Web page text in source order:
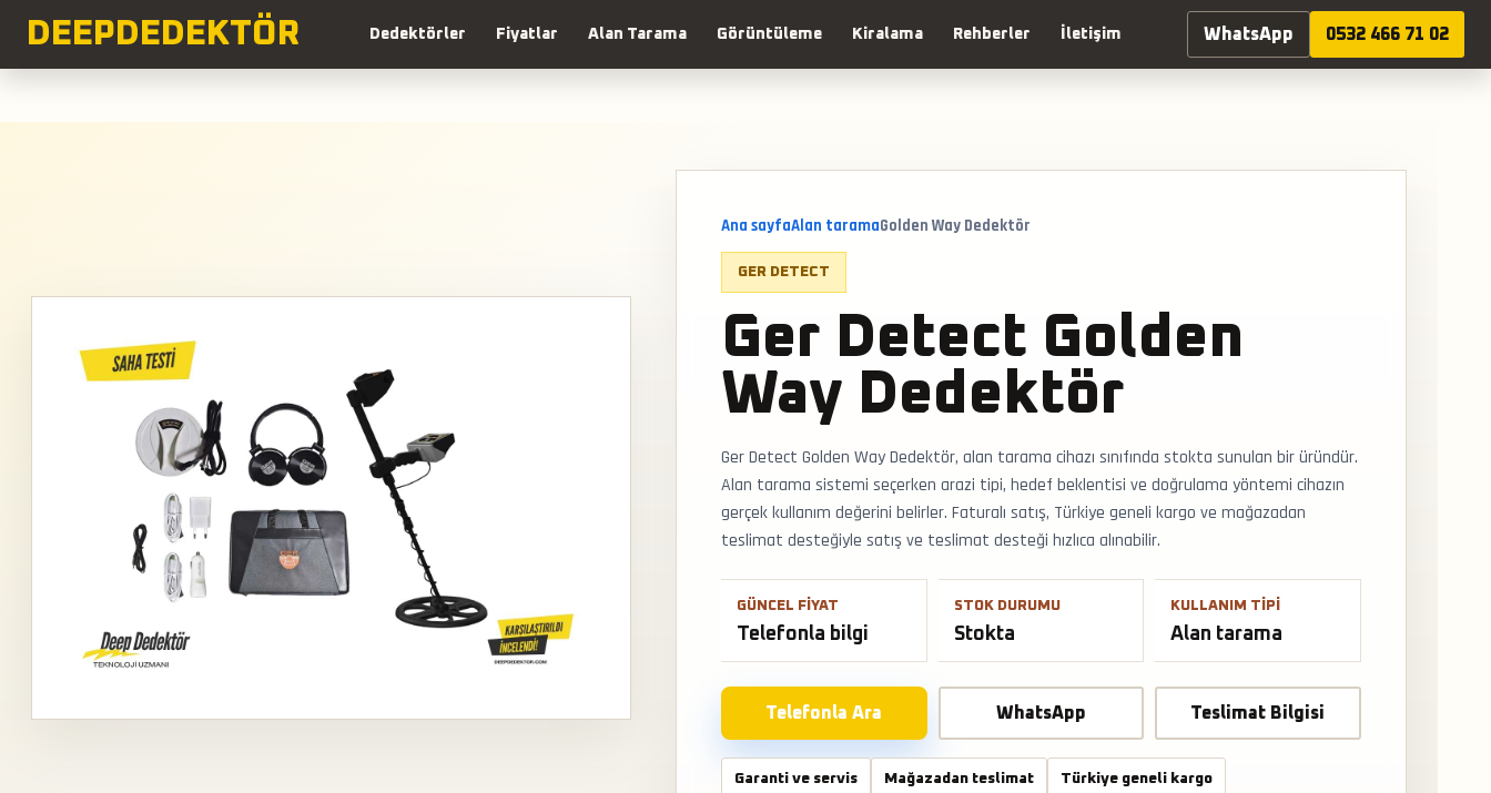
DEEP DEDEKTÖR Dedektörler Fiyatlar Alan Tarama Görüntüleme Kiralama Rehberler İletişim WhatsApp 0532 466 71 02
Ana sayfaAlan taramaGolden Way Dedektör
GER DETECT
Ger Detect Golden
Way Dedektör
Ger Detect Golden Way Dedektör, alan tarama cihazı sınıfında stokta sunulan bir üründür.
Alan tarama sistemi seçerken arazi tipi, hedef beklentisi ve doğrulama yöntemi cihazın
gerçek kullanım değerini belirler. Faturalı satış, Türkiye geneli kargo ve mağazadan
teslimat desteğiyle satış ve teslimat desteği hızlıca alınabilir.
GÜNCEL FIYAT
Telefonla bilgi
STOK DURUMU
Stokta
KULLANIM TIPI
Alan tarama
Telefonla Ara WhatsApp Teslimat Bilgisi
Garanti ve servis Mağazadan teslimat Türkiye geneli kargo